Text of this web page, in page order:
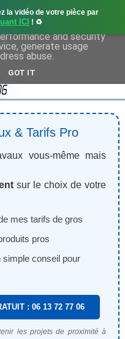
la vidéo de votre pièce par
ICI ! ♻️
& Tarifs Pro
vous-même mais
sur le choix de votre
mes tarifs de gros
pros
simple conseil pour
: 06 13 72 77 06
les projets de proximité à
to deliver its services
and user-agent are
and security
generate usage
abuse.
GOT IT